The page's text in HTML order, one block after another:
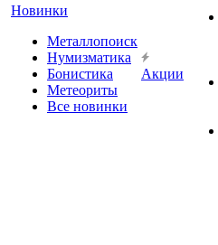
Новинки
Металлопоиск
Нумизматика
Бонистика
Метеориты
Все новинки
Акции